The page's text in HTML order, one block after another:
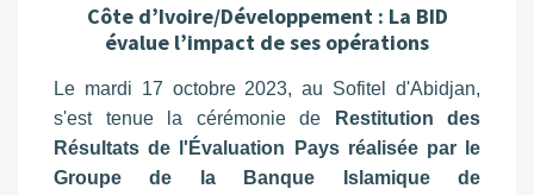
Côte d’Ivoire/Développement : La BID
évalue l’impact de ses opérations
Le mardi 17 octobre 2023, au Sofitel d'Abidjan,
s'est tenue la cérémonie de
Restitution des
Résultats de l'Évaluation Pays réalisée par le
Groupe de la Banque Islamique de